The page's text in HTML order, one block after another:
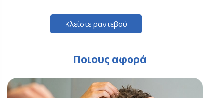
Κλείστε ραντεβού
Ποιους αφορά